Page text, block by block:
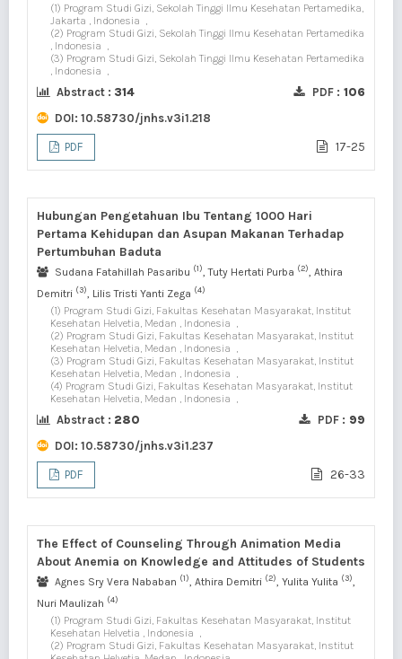
(1) Program Studi Gizi, Sekolah Tinggi Ilmu Kesehatan Pertamedika,
Jakarta , Indonesia ,
(2) Program Studi Gizi, Sekolah Tinggi Ilmu Kesehatan Pertamedika
, Indonesia ,
(3) Program Studi Gizi, Sekolah Tinggi Ilmu Kesehatan Pertamedika
, Indonesia ,
Abstract : 314 PDF : 106
DOI: 10.58730/jnhs.v3i1.218
PDF 17-25
Hubungan Pengetahuan Ibu Tentang 1000 Hari
Pertama Kehidupan dan Asupan Makanan Terhadap
Pertumbuhan Baduta
Sudana Fatahillah Pasaribu (1), Tuty Hertati Purba (2), Athira
Demitri (3), Lilis Tristi Yanti Zega (4)
(1) Program Studi Gizi, Fakultas Kesehatan Masyarakat, Institut
Kesehatan Helvetia, Medan , Indonesia ,
(2) Program Studi Gizi, Fakultas Kesehatan Masyarakat, Institut
Kesehatan Helvetia, Medan , Indonesia ,
(3) Program Studi Gizi, Fakultas Kesehatan Masyarakat, Institut
Kesehatan Helvetia, Medan , Indonesia ,
(4) Program Studi Gizi, Fakultas Kesehatan Masyarakat, Institut
Kesehatan Helvetia, Medan , Indonesia ,
Abstract : 280 PDF : 99
DOI: 10.58730/jnhs.v3i1.237
PDF 26-33
The Effect of Counseling Through Animation Media
About Anemia on Knowledge and Attitudes of Students
Agnes Sry Vera Nababan (1), Athira Demitri (2), Yulita Yulita (3),
Nuri Maulizah (4)
(1) Program Studi Gizi, Fakultas Kesehatan Masyarakat, Institut
Kesehatan Helvetia , Indonesia ,
(2) Program Studi Gizi, Fakultas Kesehatan Masyarakat, Institut